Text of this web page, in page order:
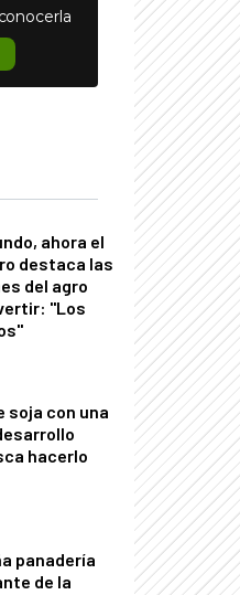
ahora el
destaca las
del agro
"Los
soja con una
hacerlo
panadería
de la